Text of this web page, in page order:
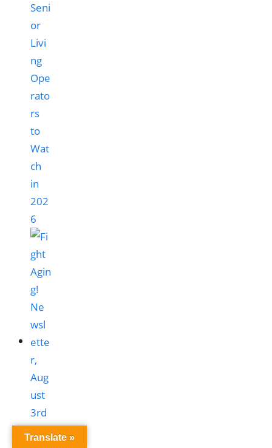
Seni
or
Livi
ng
Ope
rato
rs
to
Wat
ch
in
202
6
Translate »